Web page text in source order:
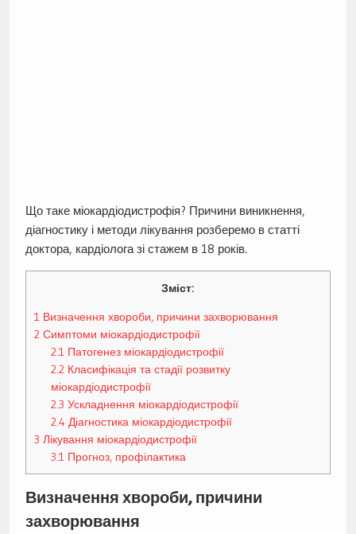
Що таке міокардіодистрофія? Причини виникнення,
діагностику і методи лікування розберемо в статті
доктора, кардіолога зі стажем в 18 років.
Зміст:
1 Визначення хвороби, причини захворювання
2Симптоми міокардіодистрофії
2.1 Патогенез міокардіодистрофії
2.2 Класифікація та стадії розвитку
міокардіодистрофії
2.3 Ускладнення міокардіодистрофії
2.4 Діагностика міокардіодистрофії
3 Лікування міокардіодистрофії
3.1 Прогноз, профілактика
Визначення хвороби, причини
захворювання